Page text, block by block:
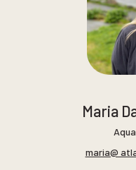
Maria
maria@